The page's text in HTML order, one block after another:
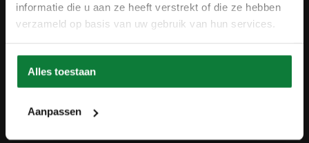
informatie die u aan ze heeft verstrekt of die ze hebben
verzameld op basis van uw gebruik van hun services.
Alles toestaan
Aanpassen
Over ons
Wie zijn wij?
Ons materiaal
Duurzaamheid
Betaalmethodes
Overeenkomst herroepen